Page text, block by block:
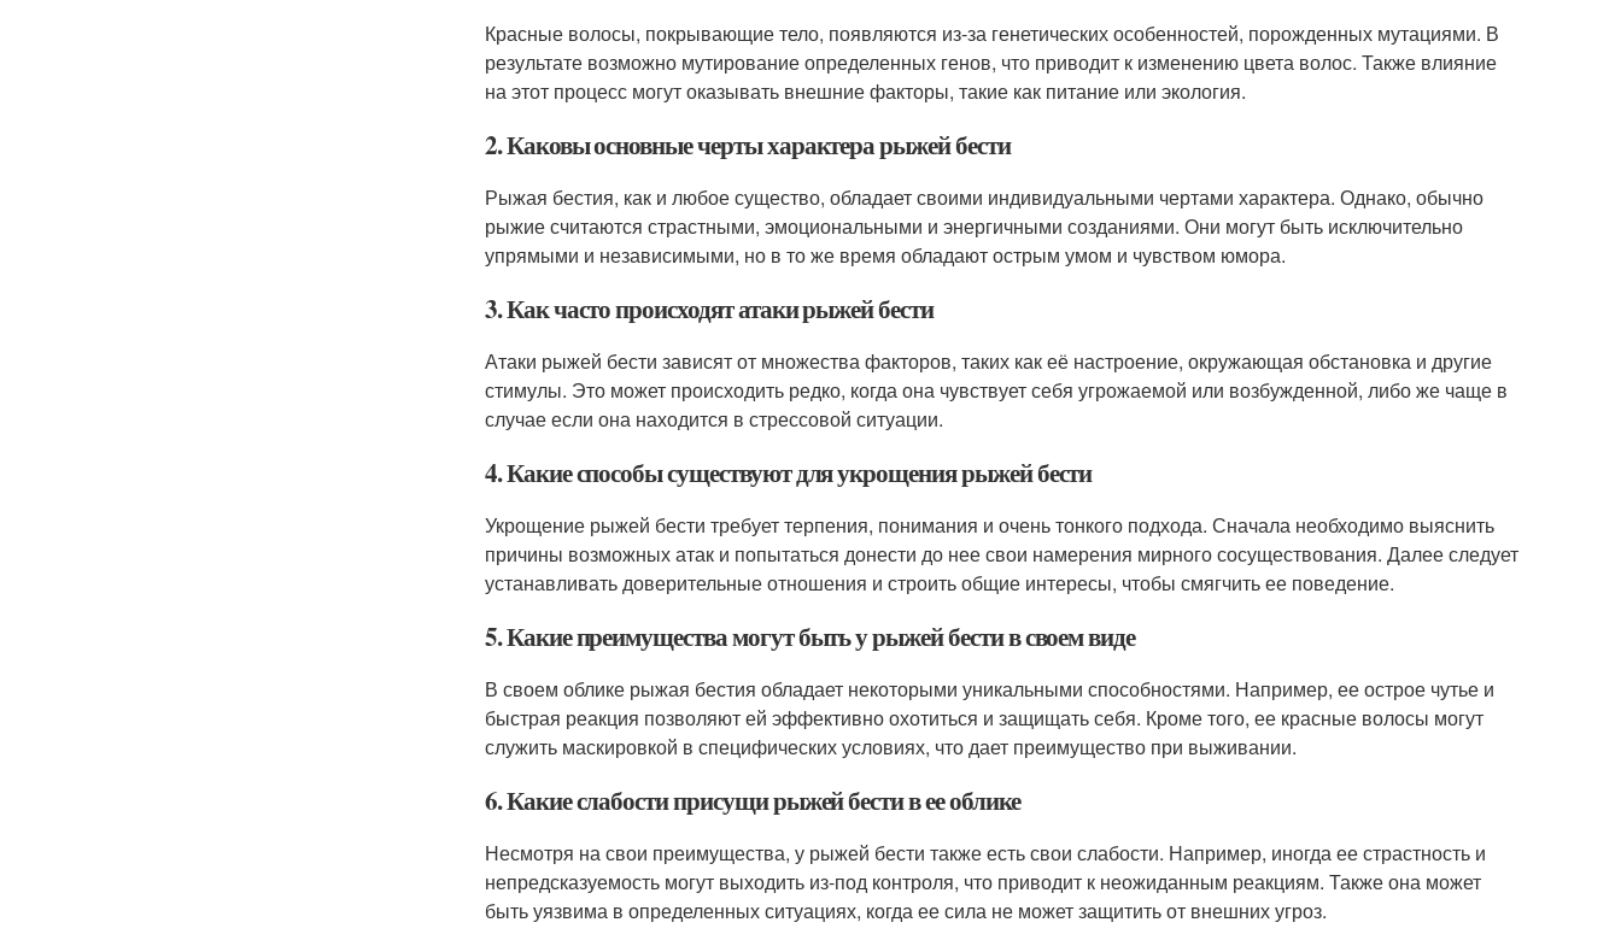
Красные волосы, покрывающие тело, появляются из-за генетических особенностей, порожденных мутациями. В
результате возможно мутирование определенных генов, что приводит к изменению цвета волос. Также влияние
на этот процесс могут оказывать внешние факторы, такие как питание или экология.
2. Каковы основные черты характера рыжей бести
Рыжая бестия, как и любое существо, обладает своими индивидуальными чертами характера. Однако, обычно
рыжие считаются страстными, эмоциональными и энергичными созданиями. Они могут быть исключительно
упрямыми и независимыми, но в то же время обладают острым умом и чувством юмора.
3. Как часто происходят атаки рыжей бести
Атаки рыжей бести зависят от множества факторов, таких как её настроение, окружающая обстановка и другие
стимулы. Это может происходить редко, когда она чувствует себя угрожаемой или возбужденной, либо же чаще в
случае если она находится в стрессовой ситуации.
4. Какие способы существуют для укрощения рыжей бести
Укрощение рыжей бести требует терпения, понимания и очень тонкого подхода. Сначала необходимо выяснить
причины возможных атак и попытаться донести до нее свои намерения мирного сосуществования. Далее следует
устанавливать доверительные отношения и строить общие интересы, чтобы смягчить ее поведение.
5. Какие преимущества могут быть у рыжей бести в своем виде
В своем облике рыжая бестия обладает некоторыми уникальными способностями. Например, ее острое чутье и
быстрая реакция позволяют ей эффективно охотиться и защищать себя. Кроме того, ее красные волосы могут
служить маскировкой в специфических условиях, что дает преимущество при выживании.
6. Какие слабости присущи рыжей бести в ее облике
Несмотря на свои преимущества, у рыжей бести также есть свои слабости. Например, иногда ее страстность и
непредсказуемость могут выходить из-под контроля, что приводит к неожиданным реакциям. Также она может
быть уязвима в определенных ситуациях, когда ее сила не может защитить от внешних угроз.